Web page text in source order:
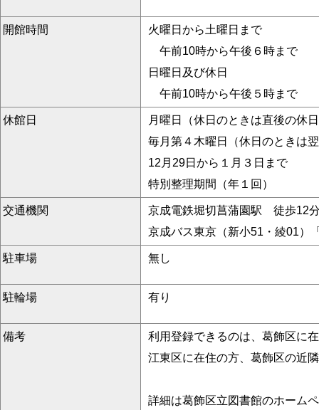
開館時間
火曜日から土曜日まで
午前10時から午後６時まで
日曜日及び休日
午前10時から午後５時まで
休館日
月曜日（休日のときは直後の休
毎月第４木曜日（休日のときは
12月29日から１月３日まで
特別整理期間（年１回）
交通機関
京成電鉄堀切菖蒲園駅 徒歩12
京成バス東京（新小51・綾01
駐車場 無し
駐輪場 有り
備考
利用登録できるのは、葛飾区に
江東区に在住の方、葛飾区の近
詳細は葛飾区立図書館のホーム